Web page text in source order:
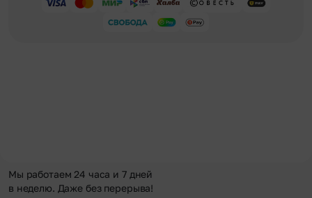
Мы работаем 24 часа и 7 дней
в неделю. Даже без перерыва!